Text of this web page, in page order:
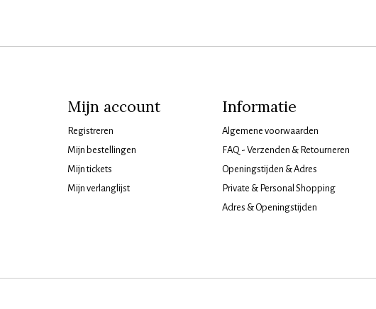
Mijn account
Registreren
Mijn bestellingen
Mijn tickets
Mijn verlanglijst
Informatie
Algemene voorwaarden
FAQ - Verzenden & Retourneren
Openingstijden & Adres
Private & Personal Shopping
Adres & Openingstijden